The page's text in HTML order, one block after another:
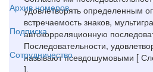
Архив номеров
Подписка
Сотрудничество
удовлетворять определенным
встречаемость знаков,
автокорреляционную
Последовательности,
называют псевдошумовыми [
].